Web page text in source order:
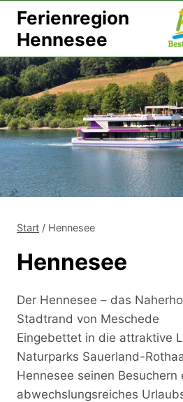
Zum
Inhalt
springen
Ferienregion
Hennesee
Start / Hennesee
Hennesee
Der Hennesee – das
Stadtrand von Meschede
Eingebettet in die attraktive
Naturparks Sauerland-
Hennesee seinen Besuchern
abwechslungsreiches